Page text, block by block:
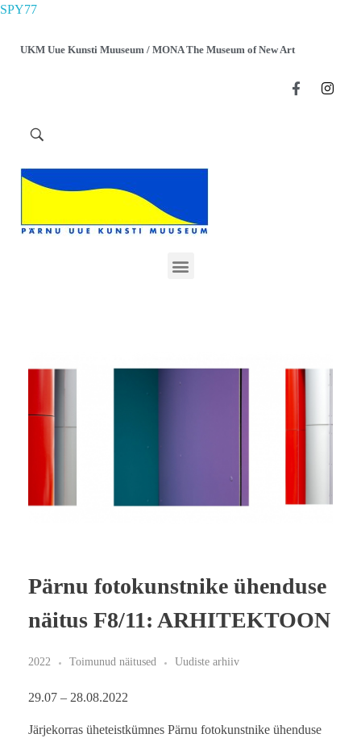
SPY77
UKM Uue Kunsti Muuseum / MONA The Museum of New Art
Pärnu fotokunstnike ühenduse
näitus F8/11: ARHITEKTOON
2022 Toimunud näitused Uudiste arhiiv
29.07 – 28.08.2022
Järjekorras üheteistkümnes Pärnu fotokunstnike ühenduse